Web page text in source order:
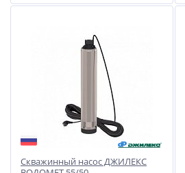
Скважинный насос ДЖИЛЕКС